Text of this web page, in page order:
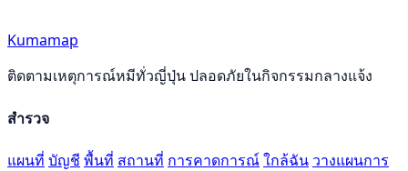
Kumamap
ติดตามเหตุการณ์หมีทั่วญี่ปุ่น ปลอดภัยในกิจกรรมกลางแจ้ง
สำรวจ
แผนที่ บัญชี พื้นที่ สถานที่ การคาดการณ์ใกล้ฉัน วางแผนการ